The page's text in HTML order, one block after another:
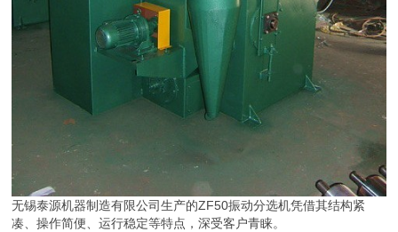
无锡泰源机器制造有限公司生产的ZF50振动分选机凭借其结构紧
凑、操作简便、运行稳定等特点，深受客户青睐。